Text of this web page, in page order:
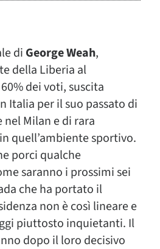
di George Weah,
della Liberia al
dei voti, suscita
Italia per il suo passato di
nel Milan e di rara
quell’ambiente sportivo.
porci qualche
saranno i prossimi sei
che ha portato il
non è così lineare e
piuttosto inquietanti. Il
dopo il loro decisivo